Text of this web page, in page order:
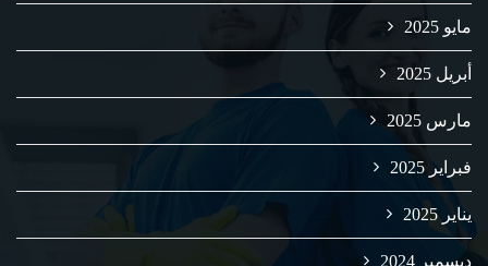
مايو 2025
أبريل 2025
مارس 2025
فبراير 2025
يناير 2025
ديسمبر 2024